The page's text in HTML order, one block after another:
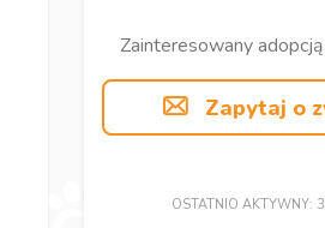
Zainteresowany
Zapytaj o
OSTATNIO AKTYWNY: